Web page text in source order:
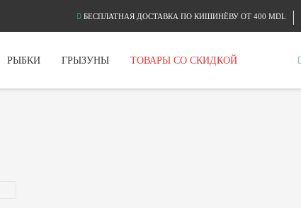
БЕСПЛАТНАЯ ДОСТАВКА ПО КИШИНЁВУ ОТ 400 MDL
РЫБКИ ГРЫЗУНЫ ТОВАРЫ СО СКИДКОЙ